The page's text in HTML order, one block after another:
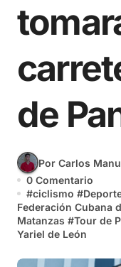
de
Por Carlos
0 Comentario
#ciclismo #
Federación Cubana
Matanzas #Tour de
Yariel de León